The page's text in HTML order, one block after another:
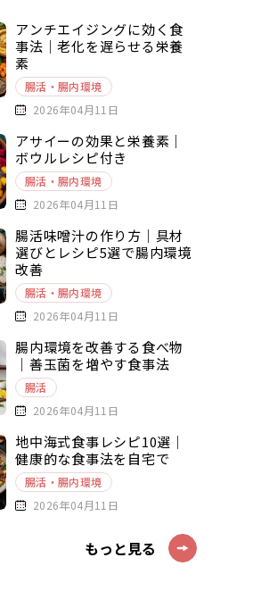
アンチエイジングに効く食
事法｜老化を遅らせる栄養
素
腸活・腸内環境
2026年04月11日
アサイーの効果と栄養素｜
ボウルレシピ付き
腸活・腸内環境
2026年04月11日
腸活味噌汁の作り方｜具材
選びとレシピ5選で腸内環境
改善
腸活・腸内環境
2026年04月11日
腸内環境を改善する食べ物
｜善玉菌を増やす食事法
腸活
2026年04月11日
地中海式食事レシピ10選｜
健康的な食事法を自宅で
腸活・腸内環境
2026年04月11日
もっと見る